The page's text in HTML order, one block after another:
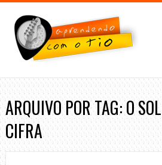
ARQUIVO POR TAG: O
CIFRA